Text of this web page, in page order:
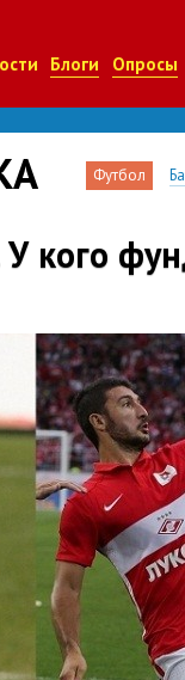
Блоги Опросы
Футбол
кого